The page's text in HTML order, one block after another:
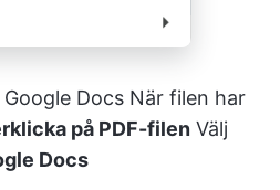
Docs När filen har
på PDF-filen Välj
Docs